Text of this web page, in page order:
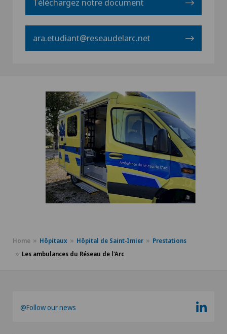
Téléchargez notre document
ara.etudiant@reseaudelarc.net
Home Hôpitaux Hôpital de Saint-Imier
Prestations
Les ambulances du Réseau de l'Arc
@Follow our news